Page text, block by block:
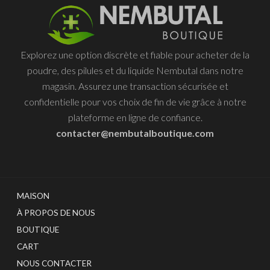
sur
page
du
produit
Explorez une option discrète et fiable pour acheter de la
poudre, des pilules et du liquide Nembutal dans notre
magasin. Assurez une transaction sécurisée et
confidentielle pour vos choix de fin de vie grâce à notre
plateforme en ligne de confiance.
contacter@nembutalboutique.com
MAISON
À PROPOS DE NOUS
BOUTIQUE
CART
NOUS CONTACTER